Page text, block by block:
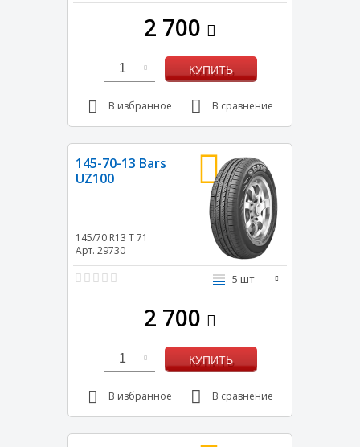
2 700
1 КУПИТЬ
В избранное В сравнение
145-70-13 Bars
UZ100
145/70 R13 T71
Арт. 29730
5 шт
2 700
1 КУПИТЬ
В избранное В сравнение